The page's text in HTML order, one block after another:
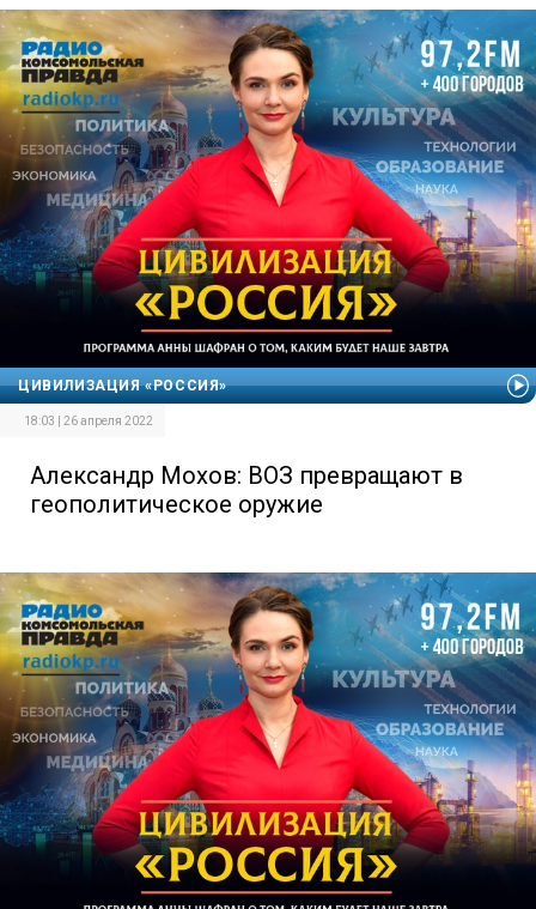
ЦИВИЛИЗАЦИЯ «РОССИЯ»
18:03 | 26 апреля 2022
Александр Мохов: ВОЗ превращают в
геополитическое оружие